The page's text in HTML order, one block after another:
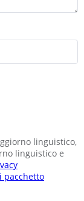
linguistico,
linguistico e
pacchetto